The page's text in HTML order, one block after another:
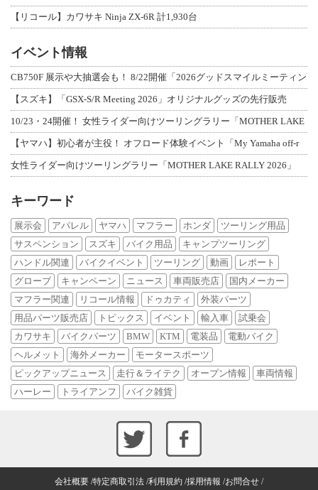
【リコール】カワサキ Ninja ZX-6R 計1,930台
イベント情報
CB750F 展示や大抽選会も！ 8/22開催「2026グッドスマイルミーティン
【スズキ】「GSX-S/R Meeting 2026」オリジナルグッズの先行販売
10/23・24開催！ 女性ライダー向けツーリングラリー「MOTHER LAKE
【ヤマハ】初心者が主役！ オフロード体験イベント「My Yamaha off-r
女性ライダー向けツーリングラリー「MOTHER LAKE RALLY 2026」
キーワード
展示会 アパレル ヤマハ マフラー ホンダ
ツーリング用品
サスペンション
スズキ バイク用品
キャンプツーリング
ハンドル関連
バイクイベント ツーリング 動画
レポート
グローブ
キャンペーン ニュース 車両販売店
国内メーカー
マフラー関連
リコール情報 ドゥカティ
外装パーツ
用品パーツ販売店
トピックス イベント 輸入車
試乗会
カワサキ
バイクパーツ BMW KTM 電装品
電動バイク
ヘルメット
海外メーカー
モータースポーツ
ピックアップニュース
走行＆ライテク オープン情報
車両情報
ハーレー
トライアンフ バイク雑貨
会社概要 特定商取引法 利用規約 採用情報 お問合せ